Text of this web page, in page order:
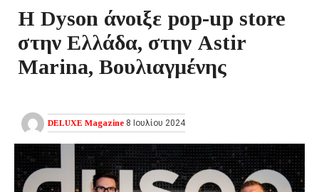
Η Dyson άνοιξε pop-up store
στην Ελλάδα, στην Astir
Marina, Bουλιαγμένης
DELUXE Magazine 8 Ιουλίου 2024